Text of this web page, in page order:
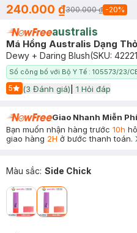
240.000 ₫300.000 ₫ -20%
australis
Má Hồng Australis Dạng
Dewy + Daring Blush(SKU:
Số công bố với Bộ Y Tế : 105573/23/
5
Start Icon
(3 Đánh giá) 1 Hỏi đáp
Giao Nhanh Miễn
Bạn muốn nhận hàng trước 10h
giao hàng 2H ở bước thanh toán.
Màu sắc: Side Chick